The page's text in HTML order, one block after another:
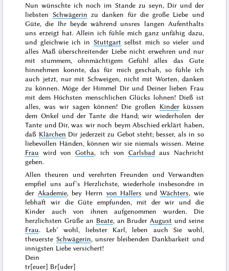
Nun wünschte ich noch im Stande zu seyn, Dir und der
liebsten Schwägerin zu danken für die große Liebe und
Güte, die Ihr beyde während unsres langen Aufenthalts
uns erzeigt hat. Allein ich fühle mich ganz unfähig dazu,
und gleichwie ich in Stuttgart selbst mich so vieler und
alles Maß überschreitender Liebe nicht erwehren und nur
mit stummem, ohnmächtigem Gefühl alles das Gute
hinnehmen konnte, das für mich geschah, so fühle ich
auch jetzt, nur mit Schweigen, nicht mit Worten, danken
zu können. Möge der Himmel Dir und Deiner lieben Frau
mit dem Höchsten menschlichen Glücks lohnen! Dieß ist
alles, was wir sagen können! Die großen Kinderküssen
dem Onkel und der Tante die Hand; wir wiederholen der
Tante und Dir, was wir noch beym Abschied erklärt haben,
daß Klärchen Dir jederzeit zu Gebot steht; besser, als in so
liebevollen Händen, können wir sie niemals wissen. Meine
Frau wird vonGotha, ich von Carlsbadaus Nachricht
geben.
Allen theuren und verehrten Freunden und Verwandten
empfiel uns auf’s Herzlichste, wiederhole insbesondre in
der Akademie, bey Herrn von Hallers undWächters, wie
lebhaft wir die Güte empfunden, mit der wir und die
Kinder auch von ihnen aufgenommen wurden. Die
herzlichsten Grüße an Beate, an BruderAugust und seine
Frau. Leb’ wohl, liebster Karl, leben auch Sie wohl,
theuerste Schwägerin, unsrer bleibenden Dankbarkeit und
innigsten Liebe versichert!
Dein
tr[euer] Br[uder]